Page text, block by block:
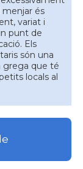
menjar és
variat i
punt de
Els
són una
grega que té
locals al